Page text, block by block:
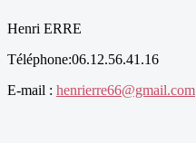
Henri ERRE
Téléphone:06.12.56.41.16
E-mail : henrierre66@gmail.com